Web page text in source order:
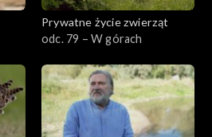
Prywatne życie zwierząt
odc. 79 – W górach